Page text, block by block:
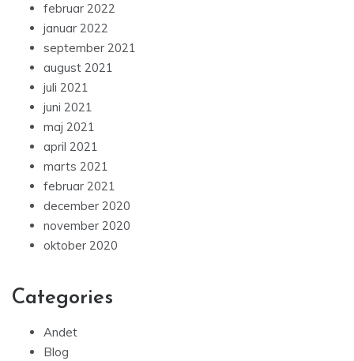
februar 2022
januar 2022
september 2021
august 2021
juli 2021
juni 2021
maj 2021
april 2021
marts 2021
februar 2021
december 2020
november 2020
oktober 2020
Categories
Andet
Blog